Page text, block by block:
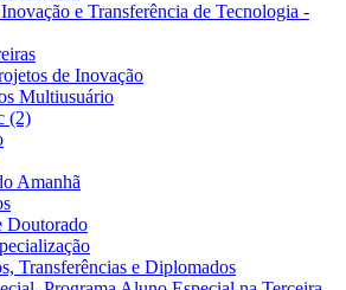
e Transferência de Tecnologia -
de Inovação
Multiusuário
(2)
Amanhã
Doutorado
Transferências e Diplomados